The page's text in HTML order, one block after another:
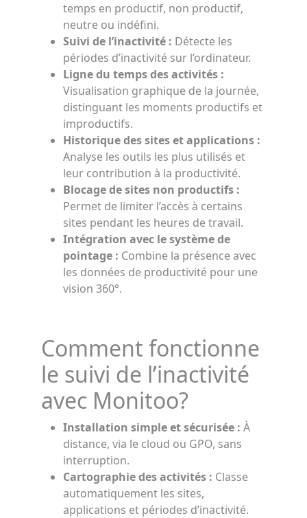
temps en productif, non productif,
neutre ou indéfini.
Suivi de l’inactivité : Détecte les
périodes d’inactivité sur l’ordinateur.
Ligne du temps des activités :
Visualisation graphique de la journée,
distinguant les moments productifs et
improductifs.
Historique des sites et applications :
Analyse les outils les plus utilisés et
leur contribution à la productivité.
Blocage de sites non productifs :
Permet de limiter l’accès à certains
sites pendant les heures de travail.
Intégration avec le système de
pointage : Combine la présence avec
les données de productivité pour une
vision 360°.
Comment fonctionne
le suivi de l’inactivité
avec Monitoo?
Installation simple et sécurisée : À
distance, via le cloud ou GPO, sans
interruption.
Cartographie des activités : Classe
automatiquement les sites,
applications et périodes d’inactivité.